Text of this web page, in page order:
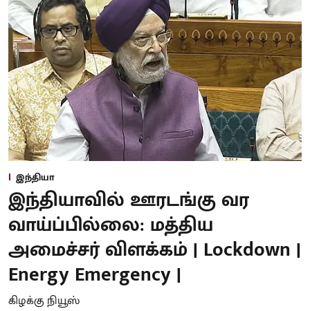
இந்தியா
இந்தியாவில் ஊரடங்கு வர
வாய்ப்பில்லை: மத்திய
அமைச்சர் விளக்கம் | Lockdown |
Energy Emergency |
கிழக்கு நியூஸ்